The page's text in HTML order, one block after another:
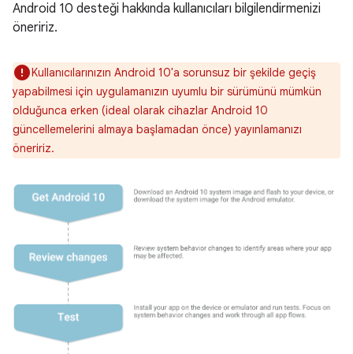
Android 10 desteği hakkında kullanıcıları bilgilendirmenizi
öneririz.
Kullanıcılarınızın Android 10'a sorunsuz bir şekilde geçiş
yapabilmesi için uygulamanızın uyumlu bir sürümünü mümkün
olduğunca erken (ideal olarak cihazlar Android 10
güncellemelerini almaya başlamadan önce) yayınlamanızı
öneririz.